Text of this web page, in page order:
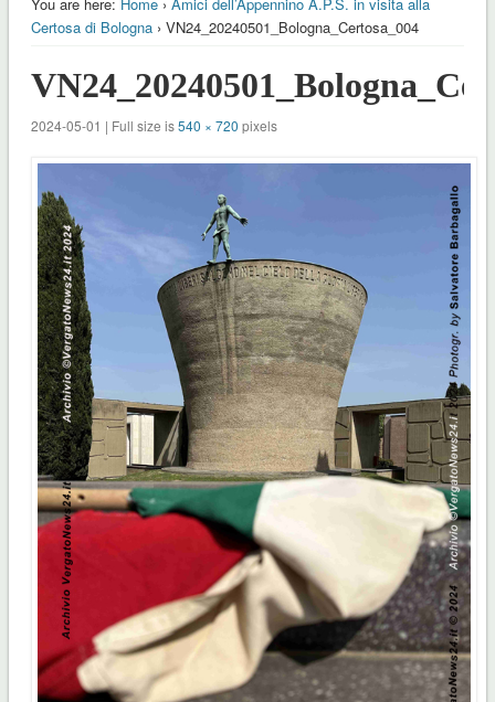
Certosa di Bologna› VN24_20240501_Bologna_Certosa_004
2024-05-01 | Full size is540 × 720 pixels